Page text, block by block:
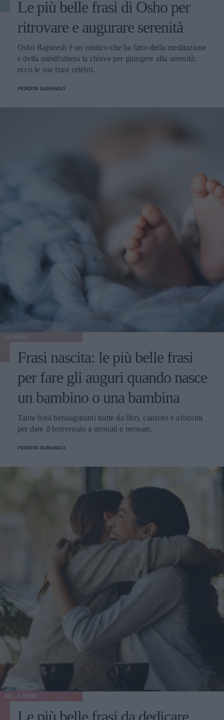
Le più belle frasi di Osho per
ritrovare e augurare serenità
Osho Rajneesh è un mistico che ha fatto della meditazione
e della mindfulness la chiave per giungere alla serenità:
ecco le sue frasi celebri.
PERDITA DURANGO
Frasi nascita: le più belle frasi
per fare gli auguri quando nasce
un bambino o una bambina
Tante frasi benauguranti tratte da libri, canzoni e aforismi
per dare il benvenuto a neonati e neonate.
PERDITA DURANGO
RELAZIONI
Le più belle frasi da dedicare